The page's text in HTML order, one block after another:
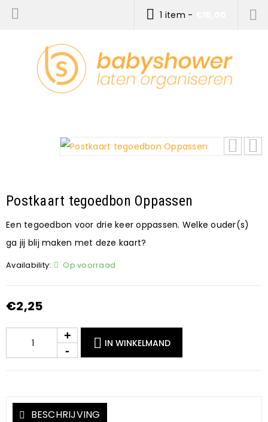
1 item -
Postkaart tegoedbon Oppassen
Een tegoedbon voor drie keer oppassen. Welke ouder(s)
ga jij blij maken met deze kaart?
Availability: Op voorraad
€2,25
IN WINKELMAND
BESCHRIJVING